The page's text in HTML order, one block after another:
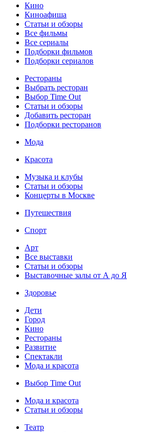
Кино
Киноафиша
Статьи и обзоры
Все фильмы
Все сериалы
Подборки фильмов
Подборки сериалов
Рестораны
Выбрать ресторан
Выбор Time Out
Статьи и обзоры
Добавить ресторан
Подборки ресторанов
Мода
Красота
Музыка и клубы
Статьи и обзоры
Концерты в Москве
Путешествия
Спорт
Арт
Все выставки
Статьи и обзоры
Выставочные залы от А до Я
Здоровье
Дети
Город
Кино
Рестораны
Развитие
Спектакли
Мода и красота
Выбор Time Out
Мода и красота
Статьи и обзоры
Театр